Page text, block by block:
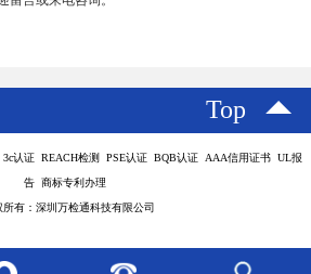
Top
认证 REACH检测 PSE认证 BQB认证 AAA信用证书 UL报
告 商标专利办理
所有：深圳万检通科技有限公司